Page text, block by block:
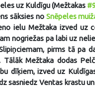
uz Kuldīgu (Mežtakas
sāksies no Snēpeles
ielu Mežtaka izved uz
nogriežas pa labi uz
pirms tā pa
Tālāk Mežtaka dodas
dīķiem, izved uz
sasniedz Ventas krastu